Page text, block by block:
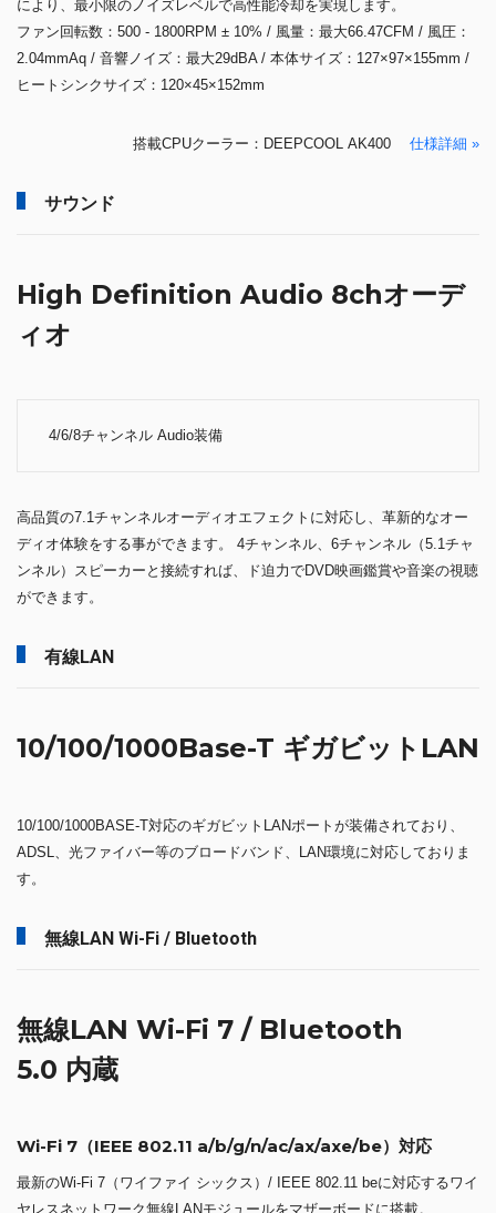
ィンを通して放熱、優れた放熱効率を実現します。
流体ダイナミックベアリングファン
により、最小限のノイズレベルで高性能冷却を実現します。
ヒートシンクサイズ：120×45×152mm
サウンド
ィオ
高品質の7.1チャンネルオーディオエフェクトに対応し、革新的なオー
ディオ体験をする事ができます。 4チャンネル、6チャンネル（5.1チャ
ができます。
10/100/1000Base-T ギガビットLAN
ADSL、光ファイバー等のブロードバンド、LAN環境に対応しておりま